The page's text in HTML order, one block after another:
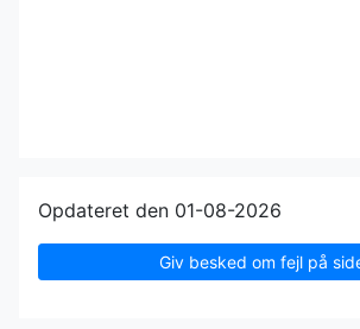
Opdateret den 01-08-2026
Giv besked om fejl på